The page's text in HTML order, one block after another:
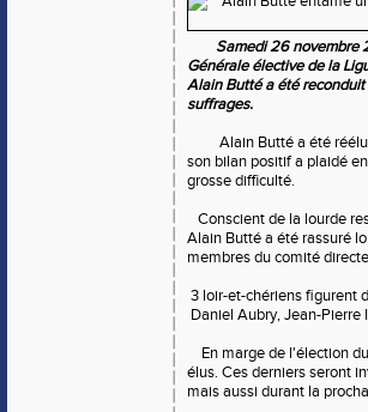
Samedi 26 novembre
Générale élective de la
Alain Butté a été
suffrages.
Alain Butté a été
son bilan positif a plaidé
grosse difficulté.
Conscient de la lourde
Alain Butté a été rassuré
membres du comité
3 loir-et-chériens figurent
Daniel Aubry, Jean-Pierre
En marge de l'élection
élus. Ces derniers seront
mais aussi durant la